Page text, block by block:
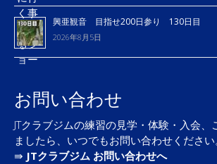
興亜観音 目指せ200日参り 130日目
2026年8月5日
お問い合わせ
JTクラブジムの練習の見学・体験・入会、
ましたら、いつでもお問い合わせください
⇛ JTクラブジム お問い合わせへ